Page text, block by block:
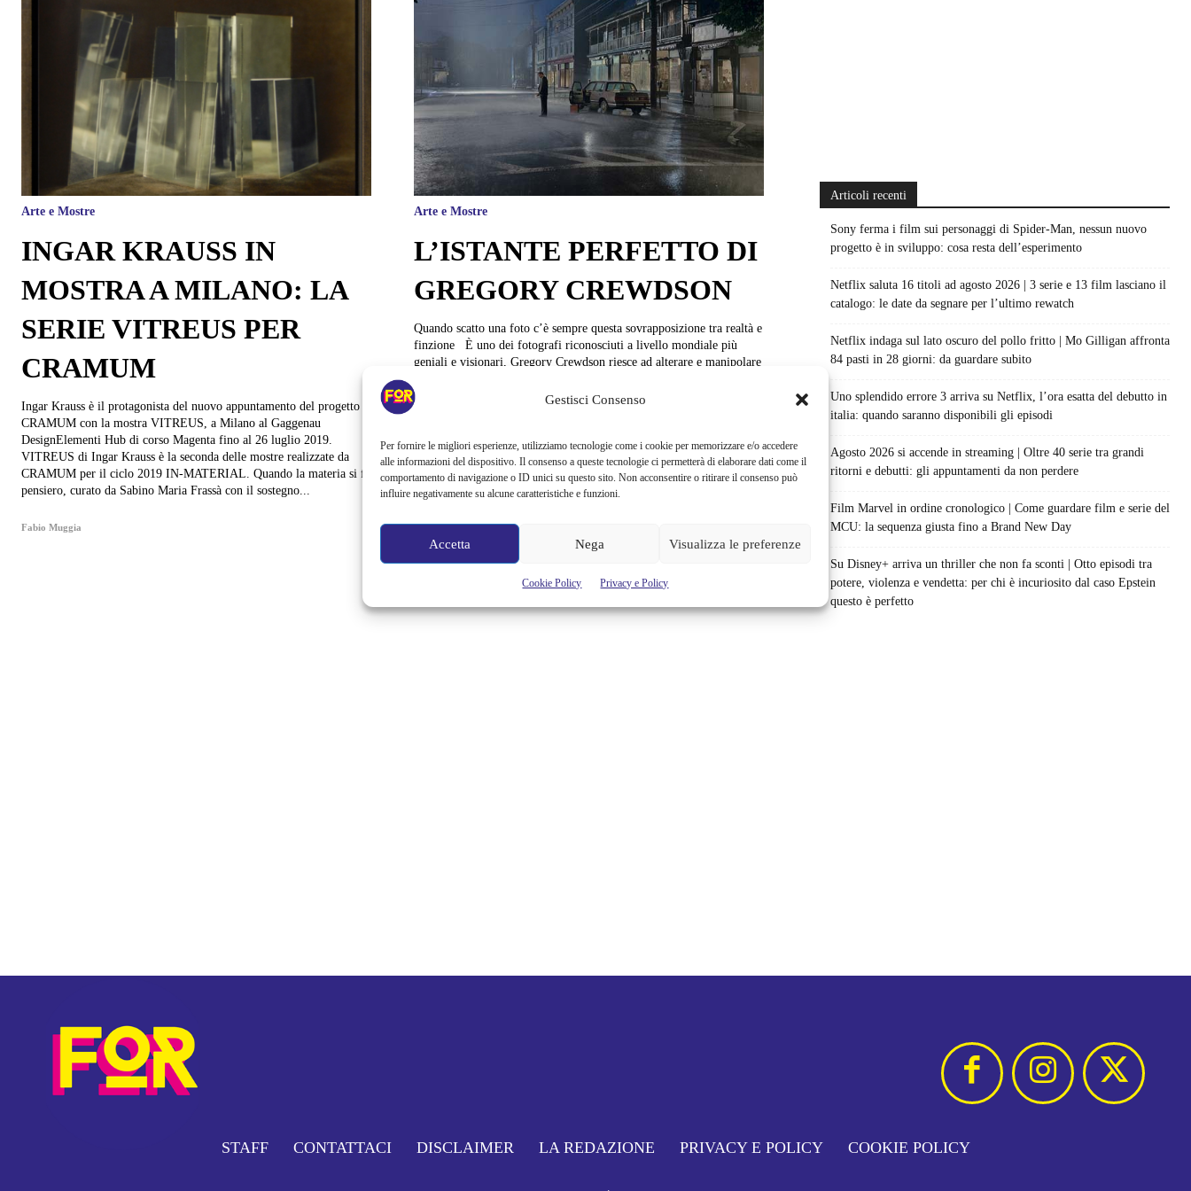
Gestisci Consenso
Per fornire le migliori esperienze, utilizziamo tecnologie come i cookie per memorizzare e/o accedere
alle informazioni del dispositivo. Il consenso a queste tecnologie ci permetterà di elaborare dati come il
comportamento di navigazione o ID unici su questo sito. Non acconsentire o ritirare il consenso può
influire negativamente su alcune caratteristiche e funzioni.
Accetta Nega Visualizza le preferenze
Cookie Policy Privacy e Policy
Arte e Mostre
INGAR KRAUSS IN
MOSTRA A MILANO: LA
SERIE VITREUS PER
CRAMUM
Ingar Krauss è il protagonista del nuovo appuntamento del progetto
CRAMUM con la mostra VITREUS, a Milano al Gaggenau
DesignElementi Hub di corso Magenta fino al 26 luglio 2019.
VITREUS di Ingar Krauss è la seconda delle mostre realizzate da
CRAMUM per il ciclo 2019 IN-MATERIAL. Quando la materia si fa
pensiero, curato da Sabino Maria Frassà con il sostegno...
Fabio Muggia
Arte e Mostre
L’ISTANTE PERFETTO DI
GREGORY CREWDSON
Quando scatto una foto c’è sempre questa sovrapposizione tra realtà e
finzione È uno dei fotografi riconosciuti a livello mondiale più
geniali e visionari, Gregory Crewdson riesce ad alterare e manipolare
provincia americana aprendo a nuove visioni che vanno al di là di ciò
Alessandra Chiaradia
Articoli recenti
Sony ferma i film sui personaggi di Spider-Man, nessun nuovo
progetto è in sviluppo: cosa resta dell’esperimento
Netflix saluta 16 titoli ad agosto 2026 | 3 serie e 13 film lasciano il
catalogo: le date da segnare per l’ultimo rewatch
Netflix indaga sul lato oscuro del pollo fritto | Mo Gilligan affronta
84 pasti in 28 giorni: da guardare subito
Uno splendido errore 3 arriva su Netflix, l’ora esatta del debutto in
italia: quando saranno disponibili gli episodi
Agosto 2026 si accende in streaming | Oltre 40 serie tra grandi
ritorni e debutti: gli appuntamenti da non perdere
Film Marvel in ordine cronologico | Come guardare film e serie del
MCU: la sequenza giusta fino a Brand New Day
Su Disney+ arriva un thriller che non fa sconti | Otto episodi tra
potere, violenza e vendetta: per chi è incuriosito dal caso Epstein
questo è perfetto
STAFF CONTATTACI DISCLAIMER LA REDAZIONE PRIVACY E POLICY COOKIE POLICY